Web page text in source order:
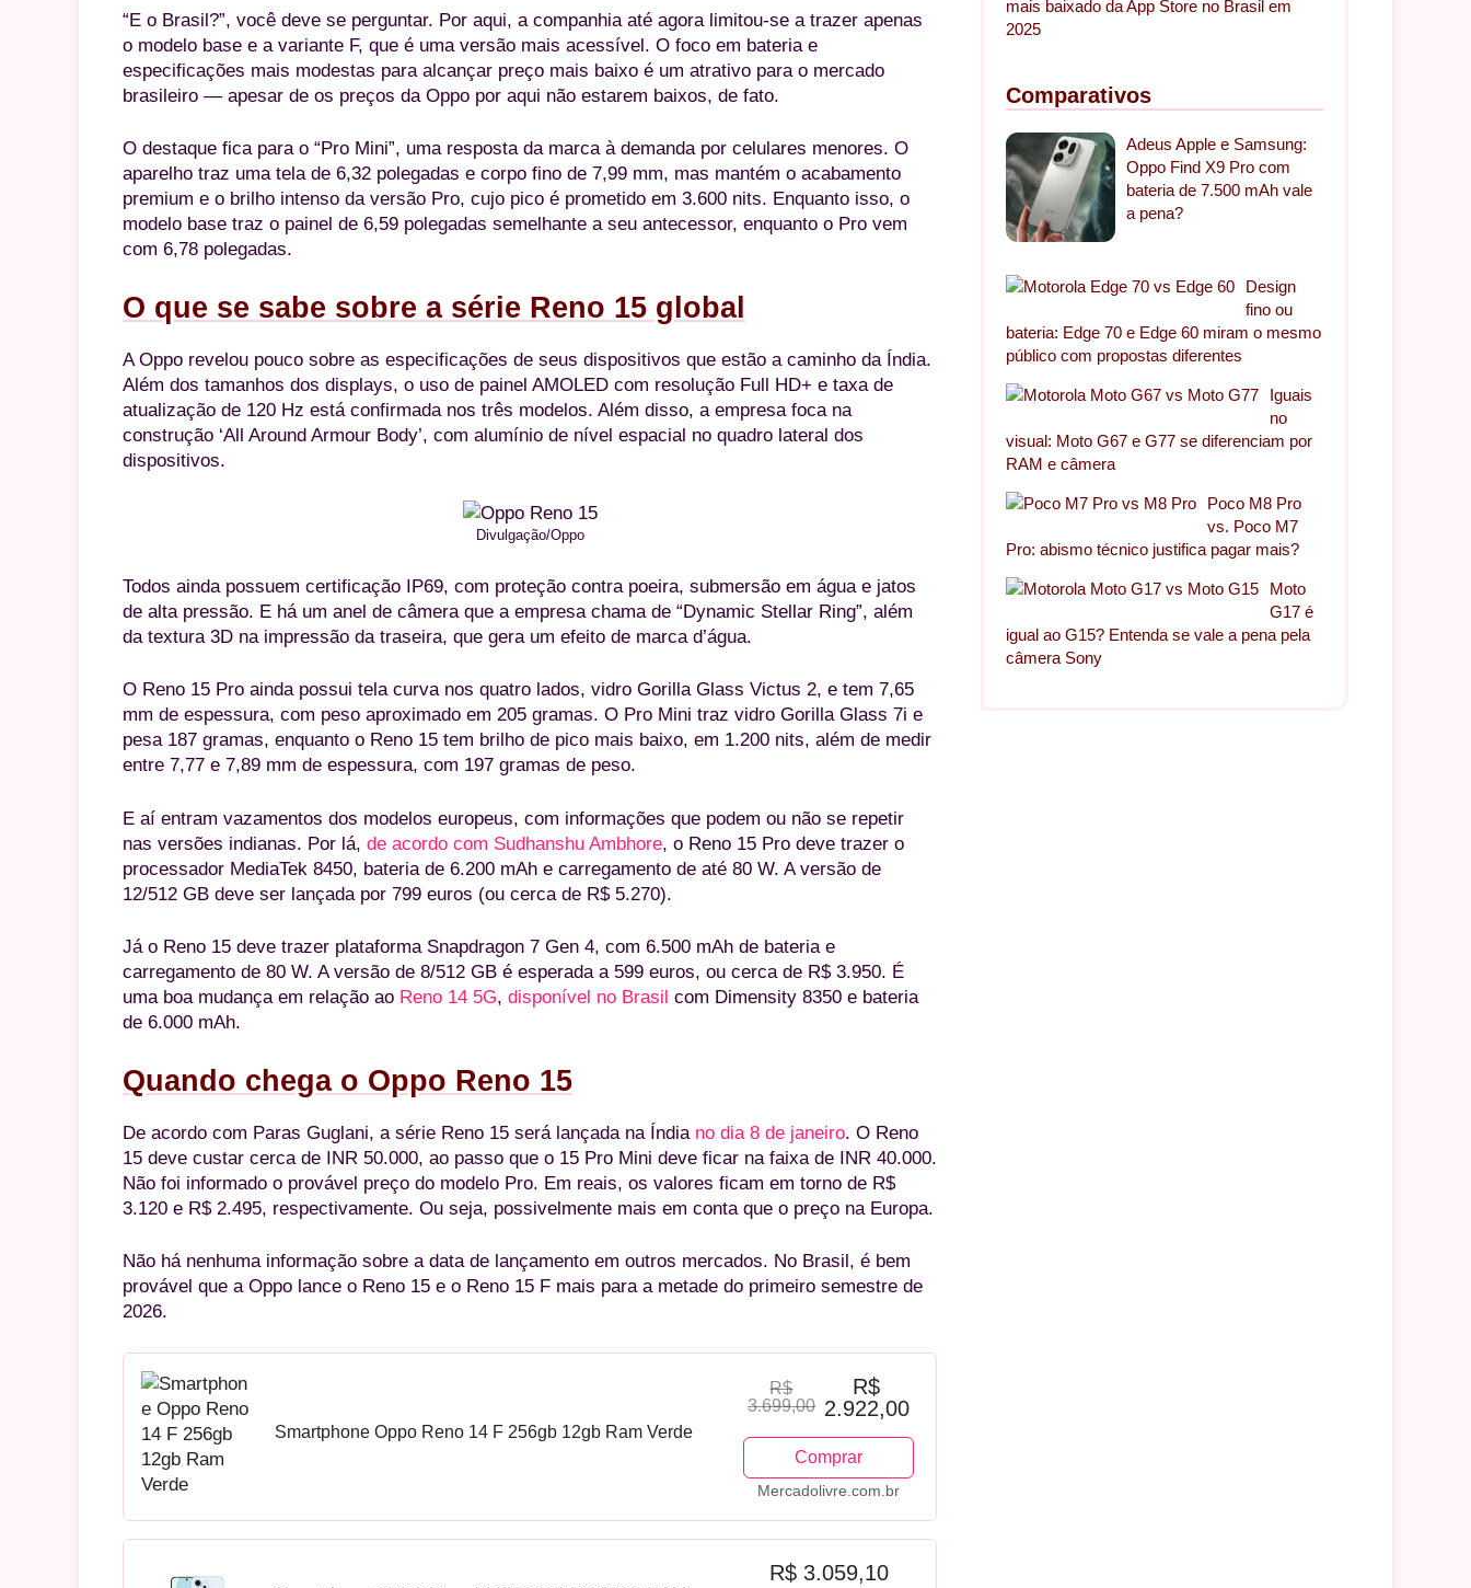
“E o Brasil?”, você deve se perguntar. Por aqui, a companhia até agora limitou-se a trazer apenas
o modelo base e a variante F, que é uma versão mais acessível. O foco em bateria e
especificações mais modestas para alcançar preço mais baixo é um atrativo para o mercado
brasileiro — apesar de os preços da Oppo por aqui não estarem baixos, de fato.
O destaque fica para o “Pro Mini”, uma resposta da marca à demanda por celulares menores. O
aparelho traz uma tela de 6,32 polegadas e corpo fino de 7,99 mm, mas mantém o acabamento
premium e o brilho intenso da versão Pro, cujo pico é prometido em 3.600 nits. Enquanto isso, o
modelo base traz o painel de 6,59 polegadas semelhante a seu antecessor, enquanto o Pro vem
com 6,78 polegadas.
O que se sabe sobre a série Reno 15 global
A Oppo revelou pouco sobre as especificações de seus dispositivos que estão a caminho da Índia.
Além dos tamanhos dos displays, o uso de painel AMOLED com resolução Full HD+ e taxa de
atualização de 120 Hz está confirmada nos três modelos. Além disso, a empresa foca na
construção ‘All Around Armour Body’, com alumínio de nível espacial no quadro lateral dos
dispositivos.
Divulgação/Oppo
Todos ainda possuem certificação IP69, com proteção contra poeira, submersão em água e jatos
de alta pressão. E há um anel de câmera que a empresa chama de “Dynamic Stellar Ring”, além
da textura 3D na impressão da traseira, que gera um efeito de marca d’água.
O Reno 15 Pro ainda possui tela curva nos quatro lados, vidro Gorilla Glass Victus 2, e tem 7,65
mm de espessura, com peso aproximado em 205 gramas. O Pro Mini traz vidro Gorilla Glass 7i e
pesa 187 gramas, enquanto o Reno 15 tem brilho de pico mais baixo, em 1.200 nits, além de medir
entre 7,77 e 7,89 mm de espessura, com 197 gramas de peso.
E aí entram vazamentos dos modelos europeus, com informações que podem ou não se repetir
nas versões indianas. Por lá, de acordo com Sudhanshu Ambhore, o Reno 15 Pro deve trazer o
processador MediaTek 8450, bateria de 6.200 mAh e carregamento de até 80 W. A versão de
12/512 GB deve ser lançada por 799 euros (ou cerca de R$ 5.270).
Já o Reno 15 deve trazer plataforma Snapdragon 7 Gen 4, com 6.500 mAh de bateria e
carregamento de 80 W. A versão de 8/512 GB é esperada a 599 euros, ou cerca de R$ 3.950. É
uma boa mudança em relação ao Reno 14 5G, disponível no Brasil com Dimensity 8350 e bateria
de 6.000 mAh.
Quando chega o Oppo Reno 15
De acordo com Paras Guglani, a série Reno 15 será lançada na Índia no dia 8 de janeiro. O Reno
15 deve custar cerca de INR 50.000, ao passo que o 15 Pro Mini deve ficar na faixa de INR 40.000.
Não foi informado o provável preço do modelo Pro. Em reais, os valores ficam em torno de R$
3.120 e R$ 2.495, respectivamente. Ou seja, possivelmente mais em conta que o preço na Europa.
Não há nenhuma informação sobre a data de lançamento em outros mercados. No Brasil, é bem
provável que a Oppo lance o Reno 15 e o Reno 15 F mais para a metade do primeiro semestre de
2026.
Smartphone Oppo Reno 14 F 256gb 12gb Ram Verde
R$
3.699,00
R$
2.922,00
Comprar
Mercadolivre.com.br
R$ 3.059,10
mais baixado da App Store no Brasil em
2025
Comparativos
Adeus Apple e Samsung:
Oppo Find X9 Pro com
bateria de 7.500 mAh vale
a pena?
Design
fino ou
bateria: Edge 70 e Edge 60 miram o mesmo
público com propostas diferentes
Iguais
no
visual: Moto G67 e G77 se diferenciam por
RAM e câmera
Poco M8 Pro
vs. Poco M7
Pro: abismo técnico justifica pagar mais?
Moto
G17 é
igual ao G15? Entenda se vale a pena pela
câmera Sony